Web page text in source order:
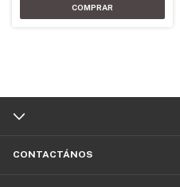
CONTACTÁNOS